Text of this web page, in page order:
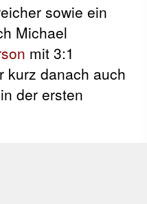
sowie ein
Michael
mit 3:1
kurz danach auch
der ersten